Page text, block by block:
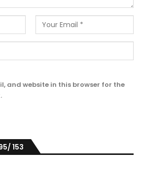
and website in this browser for the
153